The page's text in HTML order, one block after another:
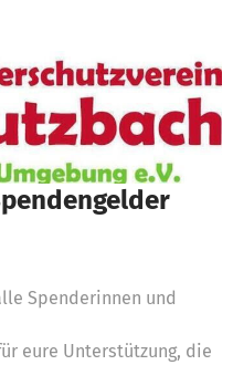
Spenderinnen und
eure Unterstützung, die